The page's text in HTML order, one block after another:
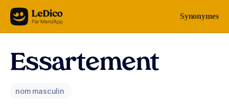
Aller au contenu Synonymes
Essartement
nom masculin